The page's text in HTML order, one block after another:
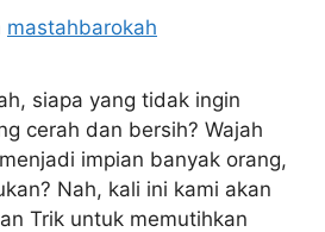
mastahbarokah
siapa yang tidak ingin
cerah dan bersih? Wajah
impian banyak orang,
Nah, kali ini kami akan
Trik untuk memutihkan